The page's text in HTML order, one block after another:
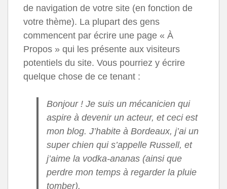
de navigation de votre site (en fonction de
votre thème). La plupart des gens
commencent par écrire une page « À
Propos » qui les présente aux visiteurs
potentiels du site. Vous pourriez y écrire
quelque chose de ce tenant :
Bonjour ! Je suis un mécanicien qui
aspire à devenir un acteur, et ceci est
mon blog. J’habite à Bordeaux, j’ai un
super chien qui s’appelle Russell, et
j’aime la vodka-ananas (ainsi que
perdre mon temps à regarder la pluie
tomber).